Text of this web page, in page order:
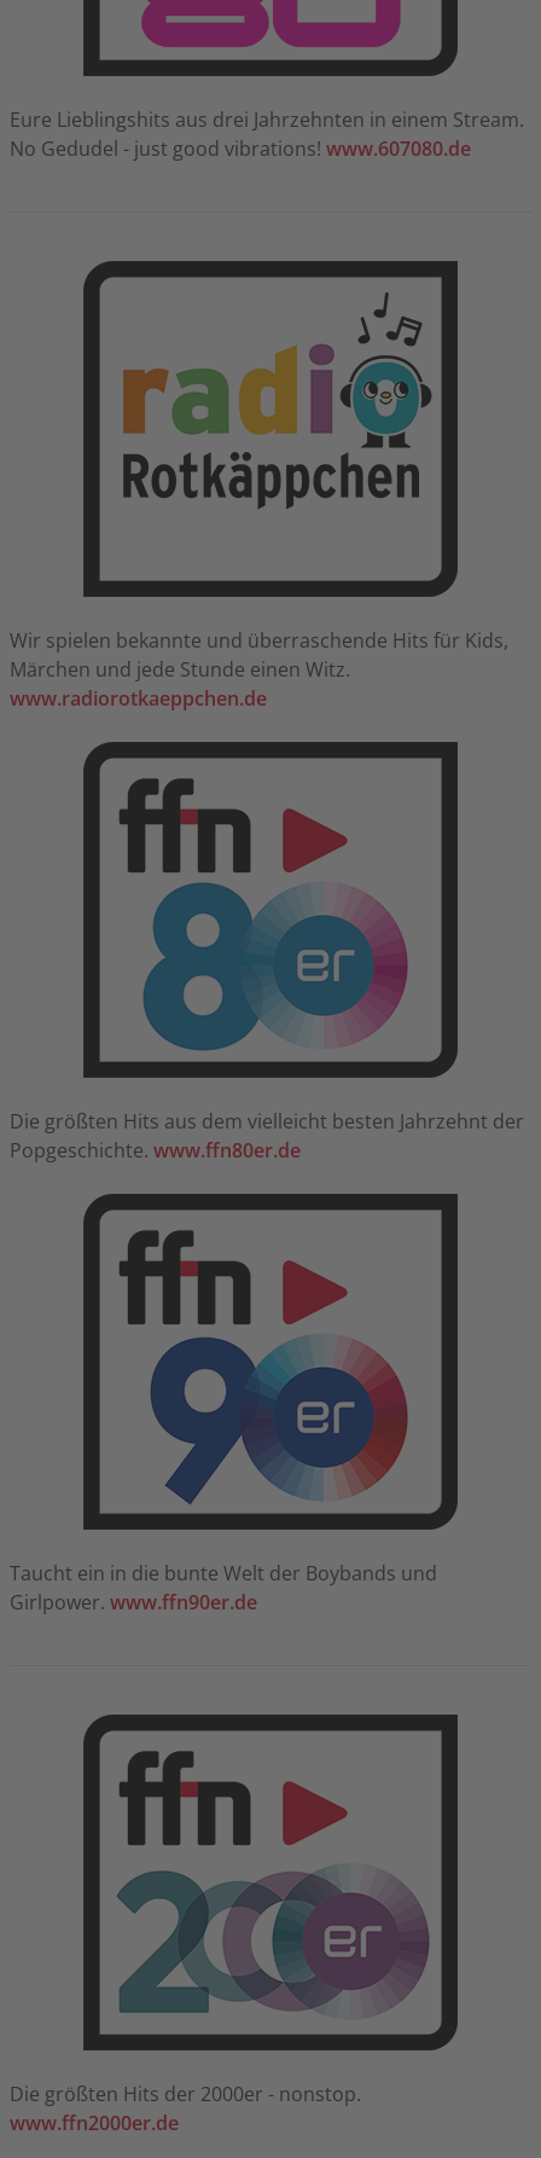
Eure Lieblingshits aus drei Jahrzehnten in einem Stream.
No Gedudel - just good vibrations! www.607080.de
Wir spielen bekannte und überraschende Hits für Kids,
Märchen und jede Stunde einen Witz.
www.radiorotkaeppchen.de
Die größten Hits aus dem vielleicht besten Jahrzehnt der
Popgeschichte. www.ffn80er.de
Taucht ein in die bunte Welt der Boybands und
Girlpower. www.ffn90er.de
Die größten Hits der 2000er - nonstop.
www.ffn2000er.de